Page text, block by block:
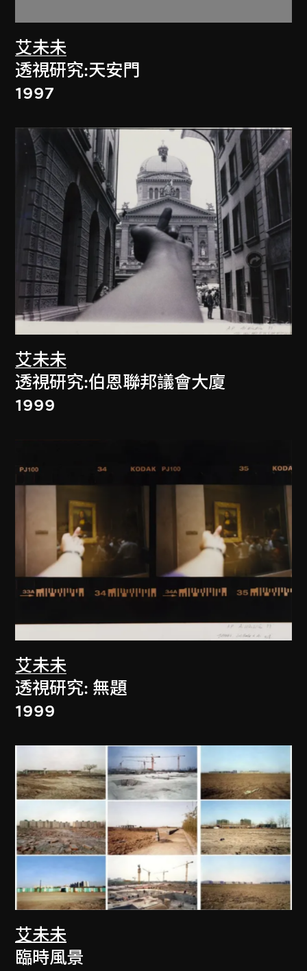
艾未未
透視研究:天安門
1997
艾未未
透視研究:伯恩聯邦議會大廈
1999
艾未未
透視研究: 無題
1999
艾未未
臨時風景